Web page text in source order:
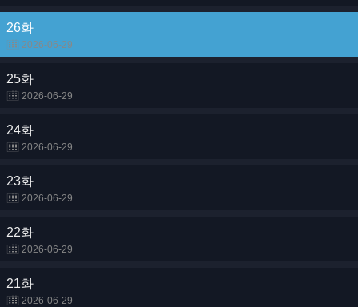
26화
2026-06-29
25화
2026-06-29
24화
2026-06-29
23화
2026-06-29
22화
2026-06-29
21화
2026-06-29